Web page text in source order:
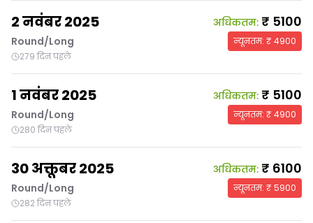
2 नवंबर 2025
Round/Long
279 दिन पहले
अधिकतम: ₹ 5100
न्यूनतम: ₹4900
1 नवंबर 2025
Round/Long
280 दिन पहले
अधिकतम: ₹ 5100
न्यूनतम: ₹4900
30 अक्तूबर 2025
Round/Long
282 दिन पहले
अधिकतम: ₹ 6100
न्यूनतम: ₹5900